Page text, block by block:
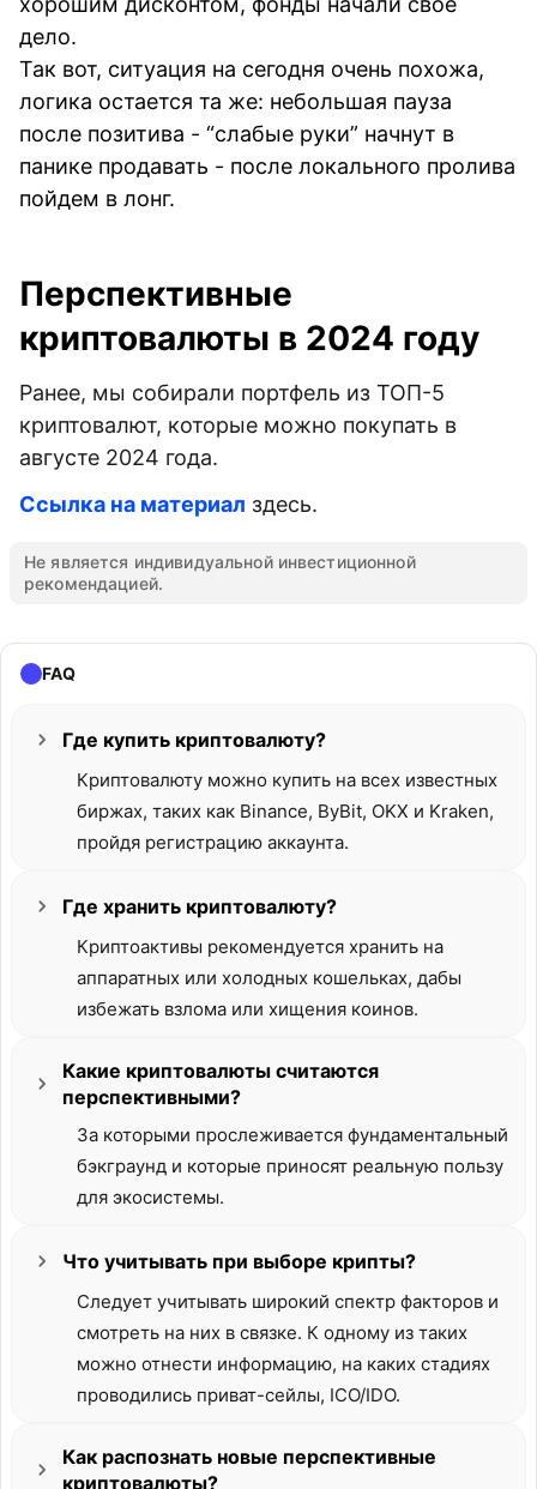
дело.
Так вот, ситуация на сегодня очень похожа,
логика остается та же: небольшая пауза
после позитива - “слабые руки” начнут в
панике продавать - после локального пролива
пойдем в лонг.
Перспективные
криптовалюты в 2024 году
Ранее, мы собирали портфель из ТОП-5
криптовалют, которые можно покупать в
августе 2024 года.
Ссылка на материал здесь.
Не является индивидуальной инвестиционной
рекомендацией.
FAQ
Где купить криптовалюту?
Криптовалюту можно купить на всех известных
биржах, таких как Binance, ByBit, OKX и Kraken,
пройдя регистрацию аккаунта.
Где хранить криптовалюту?
Криптоактивы рекомендуется хранить на
аппаратных или холодных кошельках, дабы
избежать взлома или хищения коинов.
Какие криптовалюты считаются
перспективными?
За которыми прослеживается фундаментальный
бэкграунд и которые приносят реальную пользу
для экосистемы.
Что учитывать при выборе крипты?
Следует учитывать широкий спектр факторов и
смотреть на них в связке. К одному из таких
можно отнести информацию, на каких стадиях
проводились приват-сейлы, ICO/IDO.
Как распознать новые перспективные
криптовалюты?